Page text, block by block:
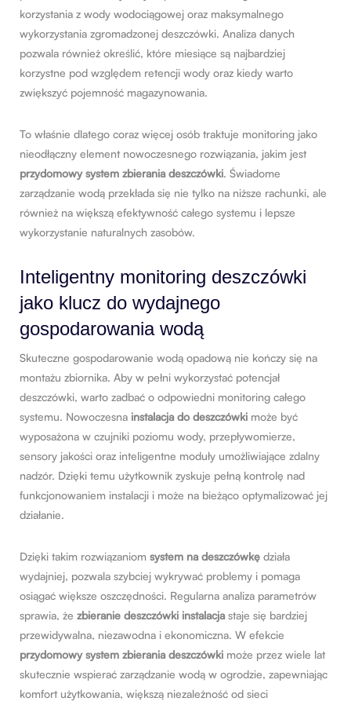
korzystania z wody wodociągowej oraz maksymalnego
wykorzystania zgromadzonej deszczówki. Analiza danych
pozwala również określić, które miesiące są najbardziej
korzystne pod względem retencji wody oraz kiedy warto
zwiększyć pojemność magazynowania.
To właśnie dlatego coraz więcej osób traktuje monitoring jako
nieodłączny element nowoczesnego rozwiązania, jakim jest
przydomowy system zbierania deszczówki. Świadome
zarządzanie wodą przekłada się nie tylko na niższe rachunki, ale
również na większą efektywność całego systemu i lepsze
wykorzystanie naturalnych zasobów.
Inteligentny monitoring deszczówki
jako klucz do wydajnego
gospodarowania wodą
Skuteczne gospodarowanie wodą opadową nie kończy się na
montażu zbiornika. Aby w pełni wykorzystać potencjał
deszczówki, warto zadbać o odpowiedni monitoring całego
systemu. Nowoczesna instalacja do deszczówki może być
wyposażona w czujniki poziomu wody, przepływomierze,
sensory jakości oraz inteligentne moduły umożliwiające zdalny
nadzór. Dzięki temu użytkownik zyskuje pełną kontrolę nad
funkcjonowaniem instalacji i może na bieżąco optymalizować jej
działanie.
Dzięki takim rozwiązaniom system na deszczówkę działa
wydajniej, pozwala szybciej wykrywać problemy i pomaga
osiągać większe oszczędności. Regularna analiza parametrów
sprawia, że zbieranie deszczówki instalacja staje się bardziej
przewidywalna, niezawodna i ekonomiczna. W efekcie
przydomowy system zbierania deszczówki może przez wiele lat
skutecznie wspierać zarządzanie wodą w ogrodzie, zapewniając
komfort użytkowania, większą niezależność od sieci